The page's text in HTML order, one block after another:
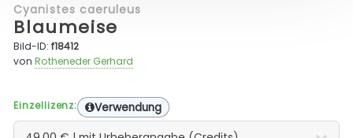
Cyanistes caeruleus
Blaumeise
Bild-ID:f18412
vonRotheneder Gerhard
Einzellizenz: Verwendung